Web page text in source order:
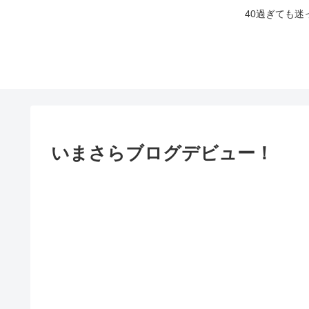
40過ぎても迷
いまさらブログデビュー！